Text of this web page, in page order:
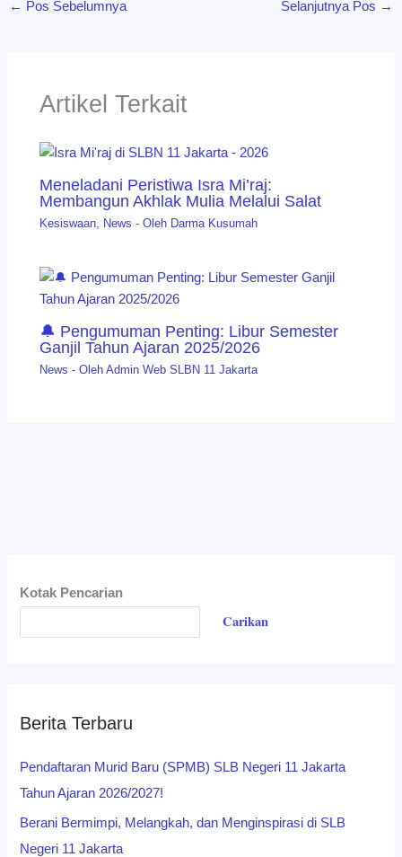
← Pos Sebelumnya Selanjutnya Pos →
Artikel Terkait
Meneladani Peristiwa Isra Mi’raj:
Membangun Akhlak Mulia Melalui Salat
Kesiswaan, News - Oleh Darma Kusumah
🔔 Pengumuman Penting: Libur Semester
Ganjil Tahun Ajaran 2025/2026
News - Oleh Admin Web SLBN 11 Jakarta
Kotak Pencarian
Carikan
Berita Terbaru
Pendaftaran Murid Baru (SPMB) SLB Negeri 11 Jakarta
Tahun Ajaran 2026/2027!
Berani Bermimpi, Melangkah, dan Menginspirasi di SLB
Negeri 11 Jakarta